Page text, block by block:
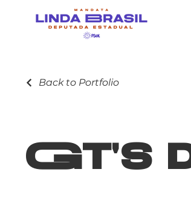
Back to Portfolio
Gt's